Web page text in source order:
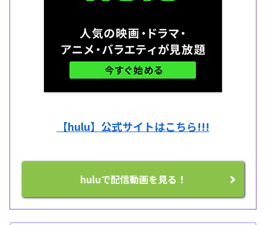
【hulu】公式サイトはこちら!!!
huluで配信動画を見る！